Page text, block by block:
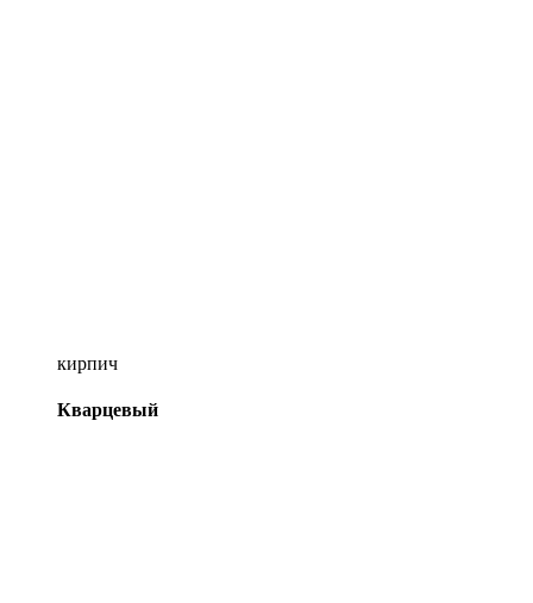
кирпич
Кварцевый